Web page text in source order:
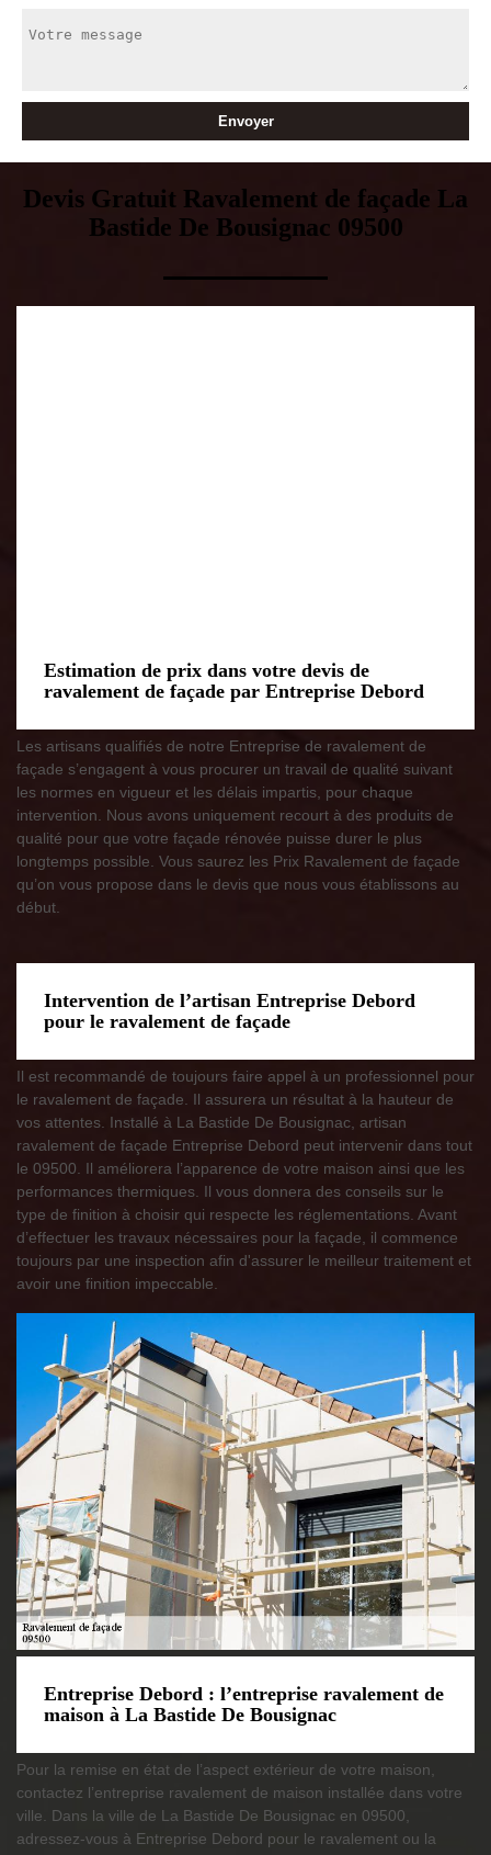
Devis Gratuit Ravalement de façade La
Bastide De Bousignac 09500
Estimation de prix dans votre devis de
ravalement de façade par Entreprise Debord
Les artisans qualifiés de notre Entreprise de ravalement de
façade s’engagent à vous procurer un travail de qualité suivant
les normes en vigueur et les délais impartis, pour chaque
intervention. Nous avons uniquement recourt à des produits de
qualité pour que votre façade rénovée puisse durer le plus
longtemps possible. Vous saurez les Prix Ravalement de façade
qu’on vous propose dans le devis que nous vous établissons au
début.
Intervention de l’artisan Entreprise Debord
pour le ravalement de façade
Il est recommandé de toujours faire appel à un professionnel pour
le ravalement de façade. Il assurera un résultat à la hauteur de
vos attentes. Installé à La Bastide De Bousignac, artisan
ravalement de façade Entreprise Debord peut intervenir dans tout
le 09500. Il améliorera l’apparence de votre maison ainsi que les
performances thermiques. Il vous donnera des conseils sur le
type de finition à choisir qui respecte les réglementations. Avant
d’effectuer les travaux nécessaires pour la façade, il commence
toujours par une inspection afin d'assurer le meilleur traitement et
avoir une finition impeccable.
Entreprise Debord : l’entreprise ravalement de
maison à La Bastide De Bousignac
Pour la remise en état de l’aspect extérieur de votre maison,
contactez l’entreprise ravalement de maison installée dans votre
ville. Dans la ville de La Bastide De Bousignac en 09500,
adressez-vous à Entreprise Debord pour le ravalement ou la